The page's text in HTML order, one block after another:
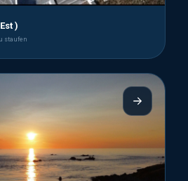
)
staufen